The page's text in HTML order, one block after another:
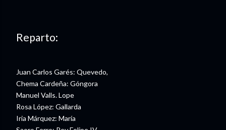
Reparto:
Juan Carlos Garés: Quevedo,
Chema Cardeña: Góngora
Manuel Valls. Lope
Rosa López: Gallarda
Iria Márquez: María